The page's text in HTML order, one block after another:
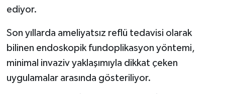
ediyor.
Son yıllarda ameliyatsız reflü tedavisi olarak
bilinen endoskopik fundoplikasyon yöntemi,
minimal invaziv yaklaşımıyla dikkat çeken
uygulamalar arasında gösteriliyor.
Kütahya
Magazin
Otomobil